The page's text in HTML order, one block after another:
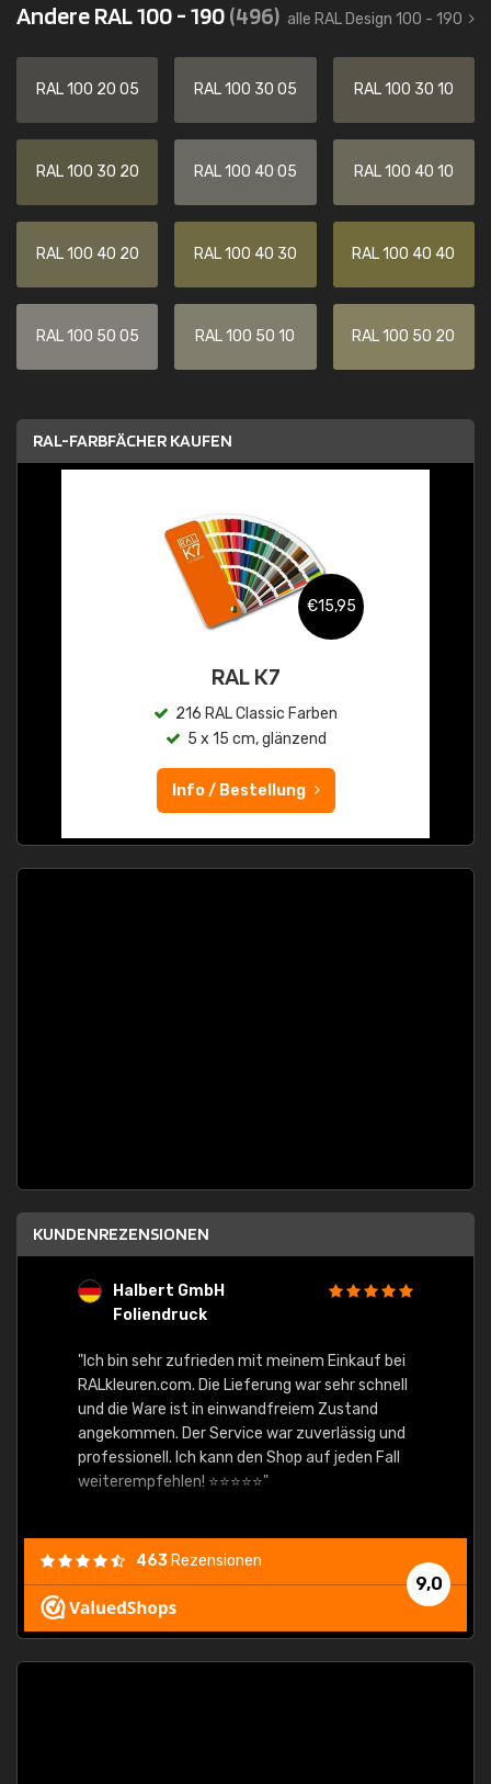
Andere RAL 100 - 190(496) alle RAL Design 100 - 190
RAL 100 20 05 RAL 100 30 05 RAL 100 30 10
RAL 100 30 20 RAL 100 40 05 RAL 100 40 10
RAL 100 40 20 RAL 100 40 30 RAL 100 40 40
RAL 100 50 05 RAL 100 50 10 RAL 100 50 20
RAL-FARBFÄCHER KAUFEN
€15,95
RAL K7
216 RAL Classic Farben
5 x 15 cm, glänzend
Info / Bestellung
KUNDENREZENSIONEN
Halbert GmbH
Foliendruck
"Ich bin sehr zufrieden mit meinem Einkauf bei
RALkleuren.com. Die Lieferung war sehr schnell
und die Ware ist in einwandfreiem Zustand
angekommen. Der Service war zuverlässig und
professionell. Ich kann den Shop auf jeden Fall
weiterempfehlen! ⭐⭐⭐⭐⭐"
9,0
463 Rezensionen